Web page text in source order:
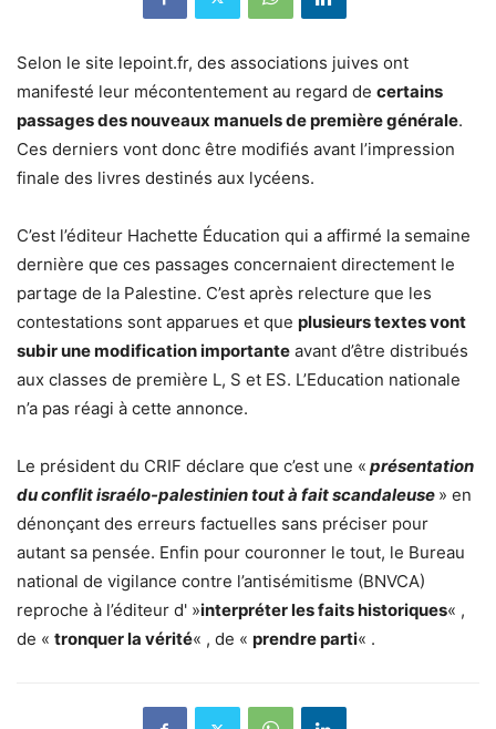
Selon le site lepoint.fr, des associations juives ont
manifesté leur mécontentement au regard de certains
passages des nouveaux manuels de première générale.
Ces derniers vont donc être modifiés avant l’impression
finale des livres destinés aux lycéens.
C’est l’éditeur Hachette Éducation qui a affirmé la semaine
dernière que ces passages concernaient directement le
partage de la Palestine. C’est après relecture que les
contestations sont apparues et que plusieurs textes vont
subir une modification importante avant d’être distribués
aux classes de première L, S et ES. L’Education nationale
n’a pas réagi à cette annonce.
Le président du CRIF déclare que c’est une « présentation
du conflit israélo-palestinien tout à fait scandaleuse » en
dénonçant des erreurs factuelles sans préciser pour
autant sa pensée. Enfin pour couronner le tout, le Bureau
national de vigilance contre l’antisémitisme (BNVCA)
reproche à l’éditeur d' »interpréter les faits historiques« ,
de « tronquer la vérité« , de « prendre parti« .